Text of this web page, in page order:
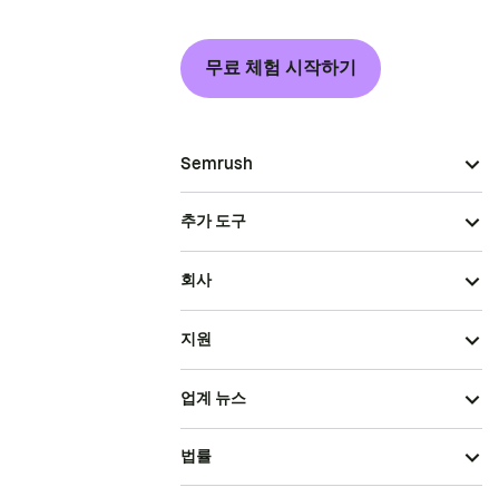
무료 체험 시작하기
Semrush
추가 도구
회사
지원
업계 뉴스
법률